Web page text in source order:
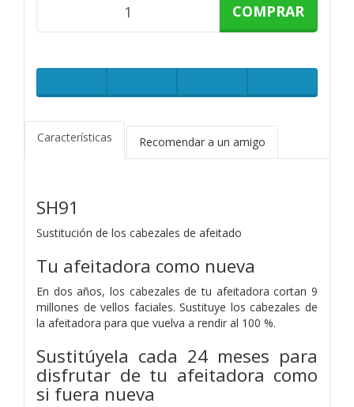
COMPRAR
Características Recomendar a un amigo
SH91
Sustitución de los cabezales de afeitado
Tu afeitadora como nueva
En dos años, los cabezales de tu afeitadora cortan 9
millones de vellos faciales. Sustituye los cabezales de
la afeitadora para que vuelva a rendir al 100 %.
Sustitúyela cada 24 meses para
disfrutar de tu afeitadora como
si fuera nueva